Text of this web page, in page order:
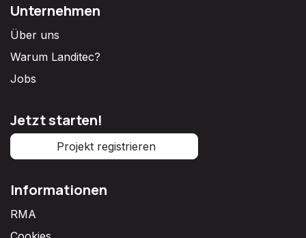
Unternehmen
Über uns
Warum Landitec?
Jobs
Jetzt starten!
Projekt registrieren
Informationen
RMA